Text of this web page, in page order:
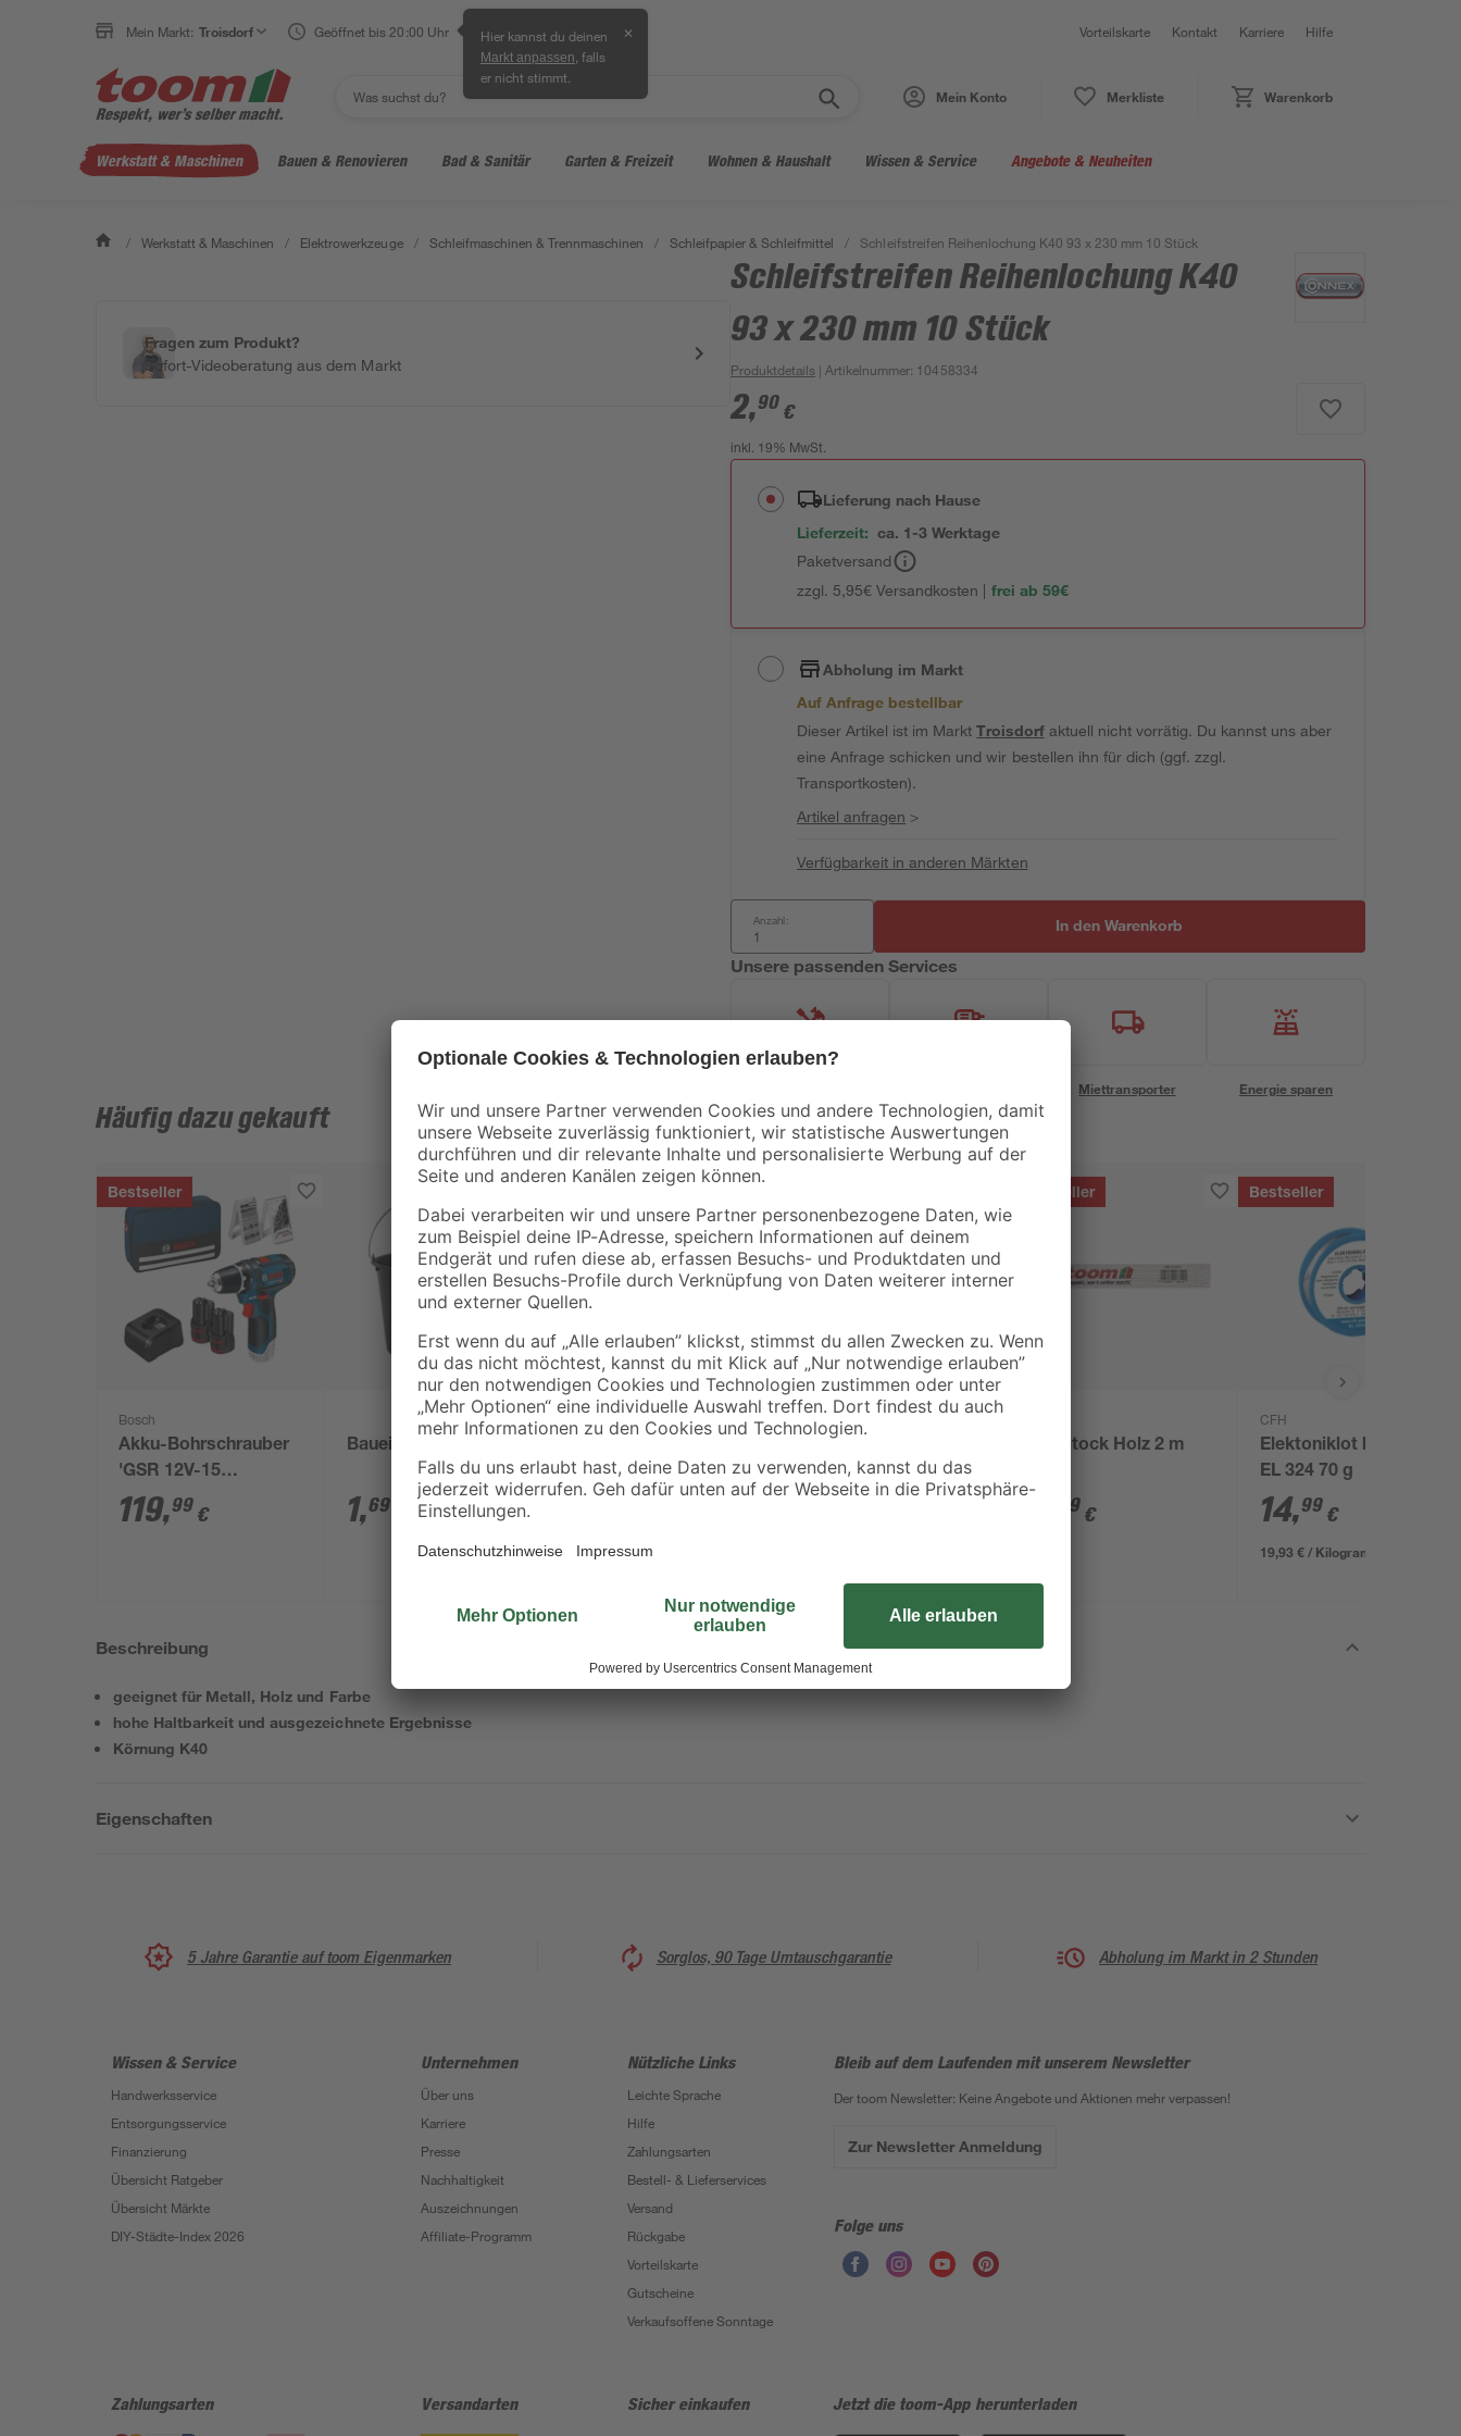
Mein Markt: Troisdorf Geöffnet bis 20:00 Uhr Hier kannst du deinen
Markt anpassen , falls
er nicht stimmt.
✕ Vorteilskarte Kontakt Karriere Hilfe
Mein Konto Merkliste Warenkorb
Werkstatt & Maschinen Bauen & Renovieren Bad & Sanitär Garten & Freizeit Wohnen & Haushalt Wissen & Service Angebote & Neuheiten
/ Werkstatt & Maschinen / Elektrowerkzeuge / Schleifmaschinen & Trennmaschinen / Schleifpapier & Schleifmittel / Schleifstreifen Reihenlochung K40 93 x 230 mm 10 Stück
Fragen zum Produkt?
Sofort-Videoberatung aus dem Markt
Schleifstreifen Reihenlochung K40
93 x 230 mm 10 Stück
Produktdetails | Artikelnummer: 10458334
2,90 €
inkl. 19% MwSt.
Lieferung nach Hause
Lieferzeit: ca. 1-3 Werktage
Paketversand
zzgl. 5,95€ Versandkosten | frei ab 59€
Abholung im Markt
Auf Anfrage bestellbar
Dieser Artikel ist im MarktTroisdorfaktuell nicht vorrätig. Du kannst uns aber
eine Anfrage schicken und wir bestellen ihn für dich (ggf. zzgl.
Transportkosten).
Artikel anfragen >
Verfügbarkeit in anderen Märkten
Anzahl: In den Warenkorb
Unsere passenden Services
Miettransporter Energie sparen
Häufig dazu gekauft
Bestseller
Bosch
Akku-Bohrschrauber
'GSR 12V-15
Professional' mit 2
Akkus, Tasche und
119,99 €
Baueimer 12 l
1,69
Küpper
Sortiment 30-teilig
toom
L - XL
Bestseller
Zollstock Holz 2 m
29 €
Bestseller
CFH
Elektoniklot bleifrei
EL 324 70 g
14,99 €
19,93 € / Kilogramm
Beschreibung
geeignet für Metall, Holz und Farbe
hohe Haltbarkeit und ausgezeichnete Ergebnisse
Körnung K40
Eigenschaften
5 Jahre Garantie auf toom Eigenmarken Sorglos, 90 Tage Umtauschgarantie Abholung im Markt in 2 Stunden
Wissen & Service
Handwerksservice
Entsorgungsservice
Finanzierung
Übersicht Ratgeber
Übersicht Märkte
DIY-Städte-Index 2026
Unternehmen
Über uns
Karriere
Presse
Nachhaltigkeit
Auszeichnungen
Affiliate-Programm
Nützliche Links
Leichte Sprache
Hilfe
Zahlungsarten
Bestell- & Lieferservices
Versand
Rückgabe
Vorteilskarte
Gutscheine
Verkaufsoffene Sonntage
Bleib auf dem Laufenden mit unserem Newsletter
Der toom Newsletter: Keine Angebote und Aktionen mehr verpassen!
Zur Newsletter Anmeldung
Folge uns
Zahlungsarten Versandarten Sicher einkaufen Jetzt die toom-App herunterladen